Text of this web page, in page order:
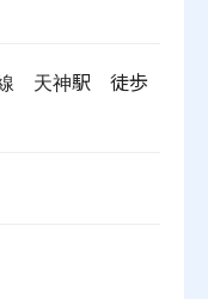
線 天神駅 徒歩